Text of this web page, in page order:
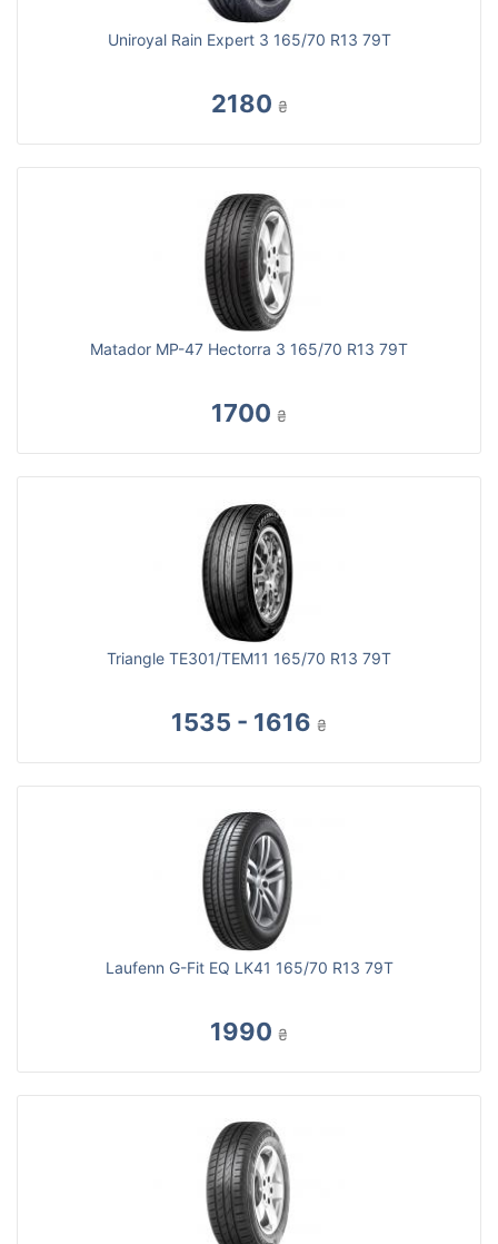
Uniroyal Rain Expert 3 165/70 R13 79T
2180 ₴
Matador MP-47 Hectorra 3 165/70 R13 79T
1700 ₴
Triangle TE301/TEM11 165/70 R13 79T
1535 - 1616 ₴
Laufenn G-Fit EQ LK41 165/70 R13 79T
1990 ₴